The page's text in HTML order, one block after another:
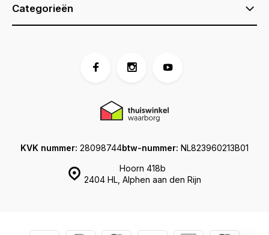
Categorieën
Hoorn 418b
2404 HL, Alphen aan den Rijn
KVK nummer: 28098744btw-nummer: NL823960213B01